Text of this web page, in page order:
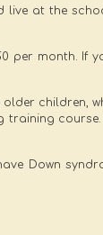
live at the
per month. If
older children,
training course.
Down